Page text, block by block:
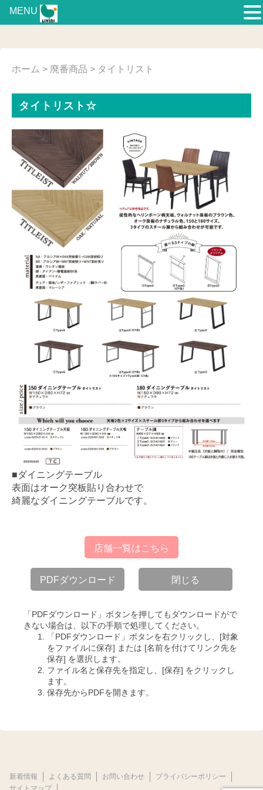
ホーム > 廃番商品 > タイトリスト
タイトリスト☆
■ダイニングテーブル
表面はオーク突板貼り合わせで
綺麗なダイニングテーブルです。
店舗一覧はこちら
PDFダウンロード 閉じる
「PDFダウンロード」ボタンを押してもダウンロードがで
きない場合は、以下の手順で処理してください。
「PDFダウンロード」ボタンを右クリックし、[対象
をファイルに保存] または [名前を付けてリンク先を
保存] を選択します。
ファイル名と保存先を指定し、[保存] をクリックし
ます。
保存先からPDFを開きます。
新着情報 よくある質問 お問い合わせ
プライバシーポリシー
サイトマップ
MENU